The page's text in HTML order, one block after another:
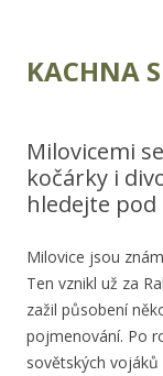
KACHNA
Milovicemi
kočárky i
hledejte pod
Milovice jsou
Ten vznikl už za
zažil působení
pojmenování. Po
sovětských